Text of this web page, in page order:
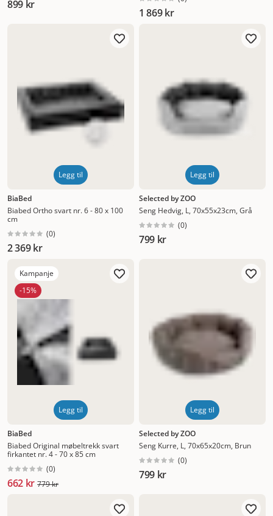
899 kr
1 869 kr
Legg til
BiaBed
Biabed Ortho svart nr. 6 - 80 x 100
cm
(0)
2 369 kr
Legg til
Selected by ZOO
Seng Hedvig, L, 70x55x23cm, Grå
(0)
799 kr
Kampanje
-15%
Legg til
BiaBed
Biabed Original møbeltrekk svart
firkantet nr. 4 - 70 x 85 cm
(0)
662 kr 779 kr
Legg til
Selected by ZOO
Seng Kurre, L, 70x65x20cm, Brun
(0)
799 kr